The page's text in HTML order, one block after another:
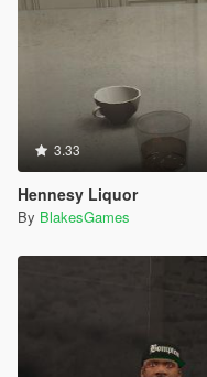
3.33
Hennesy Liquor
By BlakesGames